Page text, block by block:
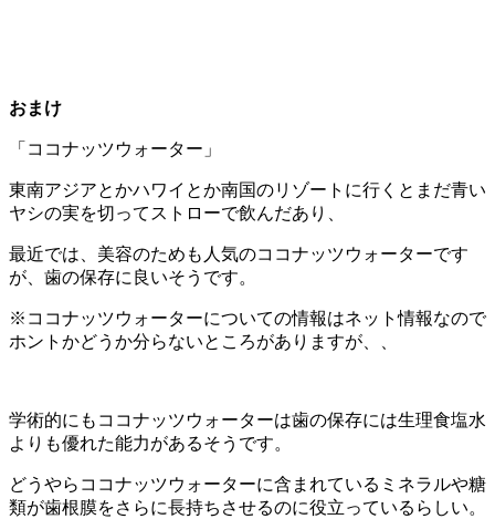
おまけ
「ココナッツウォーター」
東南アジアとかハワイとか南国のリゾートに行くとまだ青い
ヤシの実を切ってストローで飲んだあり、
最近では、美容のためも人気のココナッツウォーターです
が、歯の保存に良いそうです。
※ココナッツウォーターについての情報はネット情報なので
ホントかどうか分らないところがありますが、、
学術的にもココナッツウォーターは歯の保存には生理食塩水
よりも優れた能力があるそうです。
どうやらココナッツウォーターに含まれているミネラルや糖
類が歯根膜をさらに長持ちさせるのに役立っているらしい。